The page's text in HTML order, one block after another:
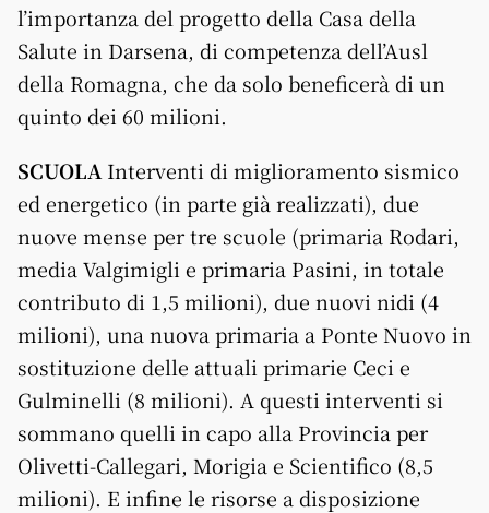
l’importanza del progetto della Casa della
Salute in Darsena, di competenza dell’Ausl
della Romagna, che da solo beneficerà di un
quinto dei 60 milioni.
SCUOLA Interventi di miglioramento sismico
ed energetico (in parte già realizzati), due
nuove mense per tre scuole (primaria Rodari,
media Valgimigli e primaria Pasini, in totale
contributo di 1,5 milioni), due nuovi nidi (4
milioni), una nuova primaria a Ponte Nuovo in
sostituzione delle attuali primarie Ceci e
Gulminelli (8 milioni). A questi interventi si
sommano quelli in capo alla Provincia per
Olivetti-Callegari, Morigia e Scientifico (8,5
milioni). E infine le risorse a disposizione